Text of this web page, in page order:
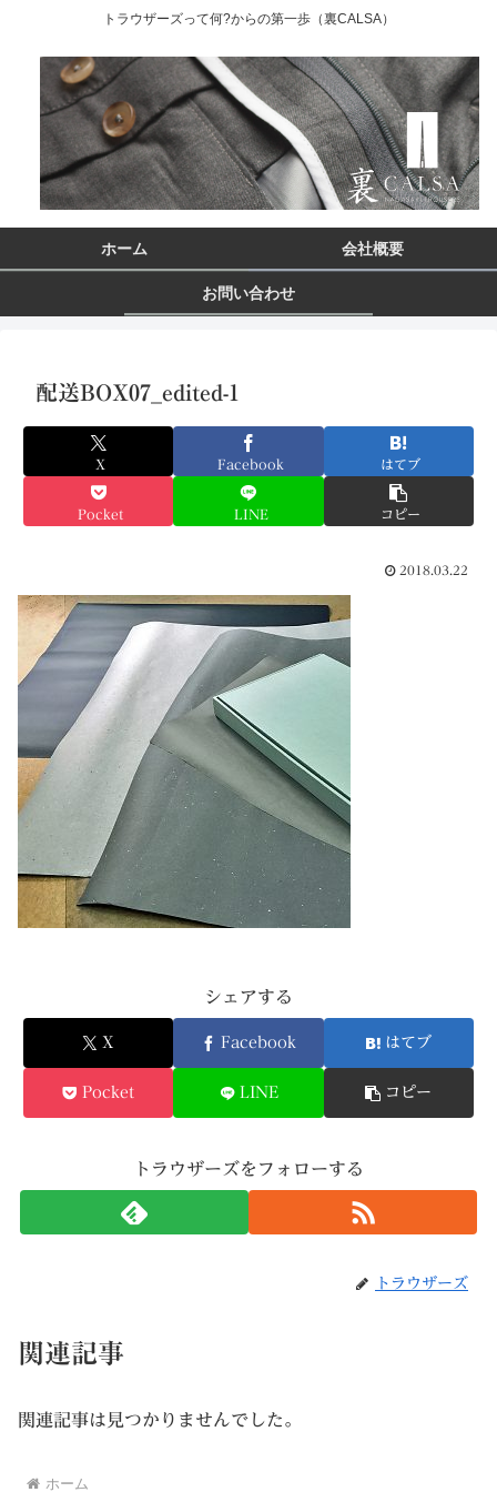
トラウザーズって何?からの第一歩（裏CALSA）
ホーム 会社概要
お問い合わせ
配送BOX07_edited-1
X Facebook はてブ
Pocket LINE コピー
2018.03.22
シェアする
X Facebook はてブ
Pocket LINE コピー
トラウザーズをフォローする
トラウザーズ
関連記事
関連記事は見つかりませんでした。
ホーム